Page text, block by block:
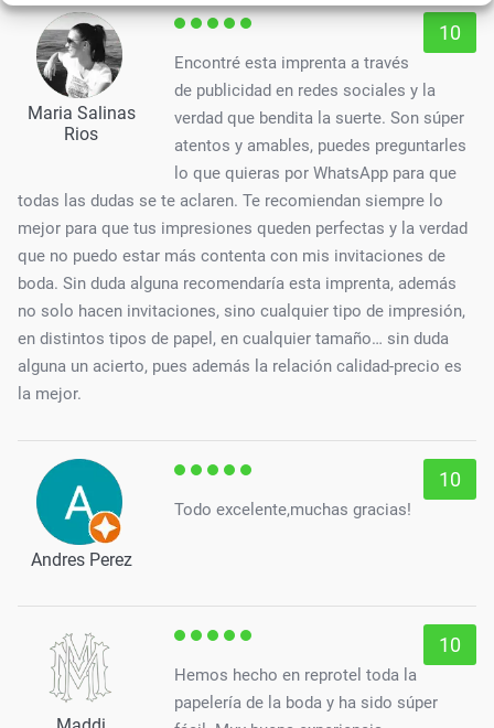
Maria Salinas
Rios
10
Encontré esta imprenta a través
de publicidad en redes sociales y la
verdad que bendita la suerte. Son súper
atentos y amables, puedes preguntarles
lo que quieras por WhatsApp para que
todas las dudas se te aclaren. Te recomiendan siempre lo
mejor para que tus impresiones queden perfectas y la verdad
que no puedo estar más contenta con mis invitaciones de
boda. Sin duda alguna recomendaría esta imprenta, además
no solo hacen invitaciones, sino cualquier tipo de impresión,
en distintos tipos de papel, en cualquier tamaño… sin duda
alguna un acierto, pues además la relación calidad-precio es
la mejor.
Andres Perez
10
Todo excelente,muchas gracias!
10
Hemos hecho en reprotel toda la
papelería de la boda y ha sido súper